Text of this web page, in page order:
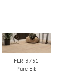
FLR-3751
Pure Eik